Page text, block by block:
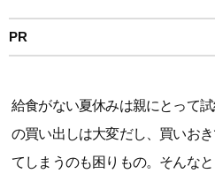
PR
給食がない夏休みは親にとって
の買い出しは大変だし、買いお
てしまうのも困りもの。そんな